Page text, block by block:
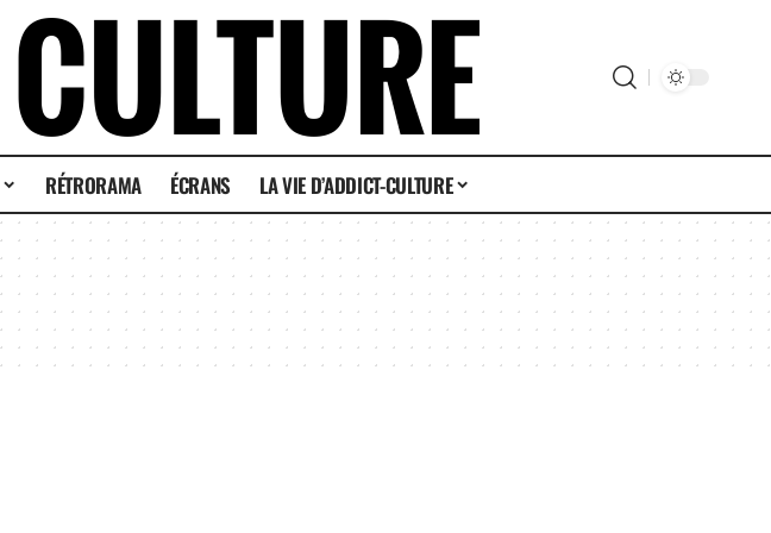
RÉTRORAMA ÉCRANS LA VIE D’ADDICT-CULTURE